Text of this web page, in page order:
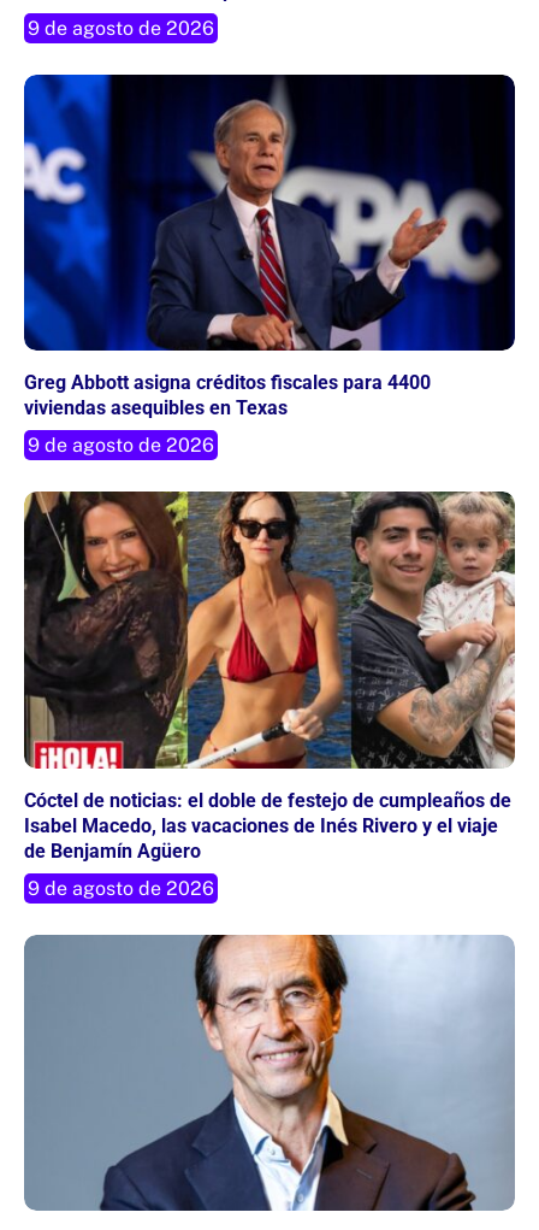
9 de agosto de 2026
Greg Abbott asigna créditos fiscales para 4400
viviendas asequibles en Texas
9 de agosto de 2026
Cóctel de noticias: el doble de festejo de cumpleaños de
Isabel Macedo, las vacaciones de Inés Rivero y el viaje
de Benjamín Agüero
9 de agosto de 2026